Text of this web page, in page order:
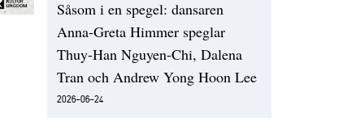
Såsom i en spegel: dansaren
Anna-Greta Himmer speglar
Thuy-Han Nguyen-Chi, Dalena
Tran och Andrew Yong Hoon Lee
2026-06-24